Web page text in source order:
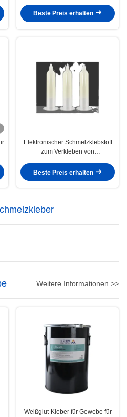
Beste Preis erhalten
Elektronischer Schmelzklebstoff
zum Verkleben von
Beste Preis erhalten
Weitere Informationen >>
Weißglut-Kleber für Gewebe für